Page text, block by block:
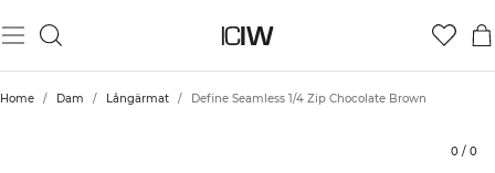
Home / Dam / Långärmat / Define Seamless 1/4 Zip Chocolate Brown
0 / 0